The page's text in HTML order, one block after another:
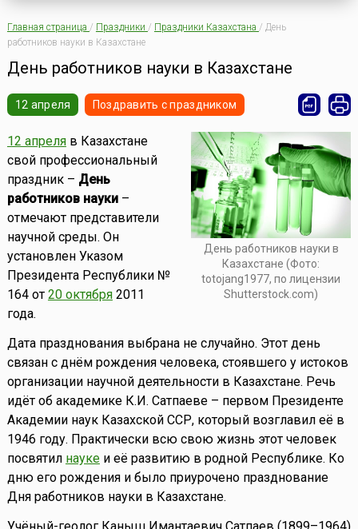
Главная страница / Праздники / Праздники Казахстана / День
работников науки в Казахстане
День работников науки в Казахстане
12 апреля Поздравить с праздником
День работников науки в
Казахстане (Фото:
totojang1977, по лицензии
Shutterstock.com)
12 апреляв Казахстане
свой профессиональный
праздник – День
работников науки–
отмечают представители
научной среды. Он
установлен Указом
Президента Республики №
164 от 20 октября2011
года.
Дата празднования выбрана не случайно. Этот день
связан с днём рождения человека, стоявшего у истоков
организации научной деятельности в Казахстане. Речь
идёт об академике К.И. Сатпаеве – первом Президенте
Академии наук Казахской ССР, который возглавил её в
1946 году. Практически всю свою жизнь этот человек
посвятил наукеи её развитию в родной Республике. Ко
дню его рождения и было приурочено празднование
Дня работников науки в Казахстане.